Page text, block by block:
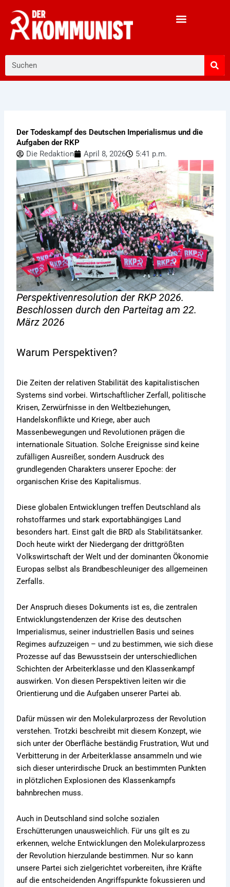
Inhalt
springen
Der Todeskampf des Deutschen Imperialismus und die
Aufgaben der RKP
Die Redaktion
April 8, 2026 5:41 p.m.
Perspektivenresolution der RKP 2026.
Beschlossen durch den Parteitag am 22.
März 2026
Warum Perspektiven?
Die Zeiten der relativen Stabilität des kapitalistischen
Systems sind vorbei. Wirtschaftlicher Zerfall, politische
Krisen, Zerwürfnisse in den Weltbeziehungen,
Handelskonflikte und Kriege, aber auch
Massenbewegungen und Revolutionen prägen die
internationale Situation. Solche Ereignisse sind keine
zufälligen Ausreißer, sondern Ausdruck des
grundlegenden Charakters unserer Epoche: der
organischen Krise des Kapitalismus.
Diese globalen Entwicklungen treffen Deutschland als
rohstoffarmes und stark exportabhängiges Land
besonders hart. Einst galt die BRD als Stabilitätsanker.
Doch heute wirkt der Niedergang der drittgrößten
Volkswirtschaft der Welt und der dominanten Ökonomie
Europas selbst als Brandbeschleuniger des allgemeinen
Zerfalls.
Der Anspruch dieses Dokuments ist es, die zentralen
Entwicklungstendenzen der Krise des deutschen
Imperialismus, seiner industriellen Basis und seines
Regimes aufzuzeigen – und zu bestimmen, wie sich diese
Prozesse auf das Bewusstsein der unterschiedlichen
Schichten der Arbeiterklasse und den Klassenkampf
auswirken. Von diesen Perspektiven leiten wir die
Orientierung und die Aufgaben unserer Partei ab.
Dafür müssen wir den Molekularprozess der Revolution
verstehen. Trotzki beschreibt mit diesem Konzept, wie
sich unter der Oberfläche beständig Frustration, Wut und
Verbitterung in der Arbeiterklasse ansammeln und wie
sich dieser unterirdische Druck an bestimmten Punkten
in plötzlichen Explosionen des Klassenkampfs
bahnbrechen muss.
Auch in Deutschland sind solche sozialen
Erschütterungen unausweichlich. Für uns gilt es zu
erkennen, welche Entwicklungen den Molekularprozess
der Revolution hierzulande bestimmen. Nur so kann
unsere Partei sich zielgerichtet vorbereiten, ihre Kräfte
auf die entscheidenden Angriffspunkte fokussieren und